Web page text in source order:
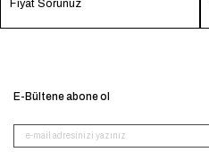
Fiyat Sorunuz
E-Bültene abone ol